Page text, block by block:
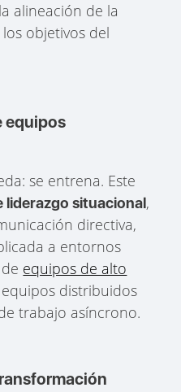
alineación de la
objetivos del
equipos
se entrena. Este
liderazgo situacional,
directiva,
a entornos
equipos de alto
distribuidos
trabajo asíncrono.